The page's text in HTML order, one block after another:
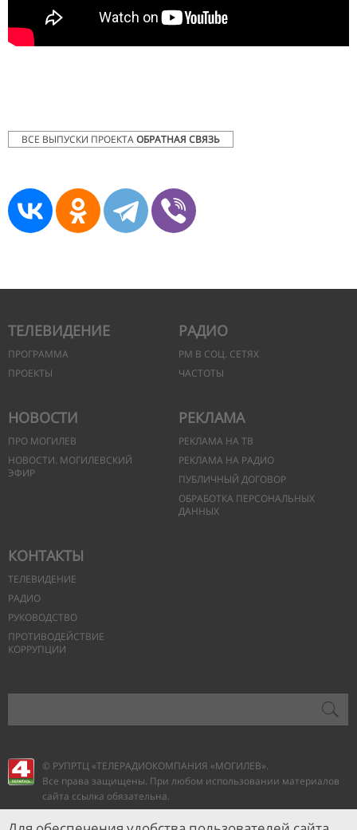
ВСЕ ВЫПУСКИ ПРОЕКТАОБРАТНАЯ СВЯЗЬ
ТЕЛЕВИДЕНИЕ
ПРОГРАММА
ПРОЕКТЫ
РАДИО
РМ В СОЦ. СЕТЯХ
ЧАСТОТЫ
НОВОСТИ
ПРО МОГИЛЕВ
НОВОСТИ. МОГИЛЕВСКИЙ
ЭФИР
РЕКЛАМА
РЕКЛАМА НА ТВ
РЕКЛАМА НА РАДИО
ПУБЛИЧНЫЙ ДОГОВОР
ОБРАБОТКА ПЕРСОНАЛЬНЫХ
ДАННЫХ
КОНТАКТЫ
ТЕЛЕВИДЕНИЕ
РАДИО
РУКОВОДСТВО
ПРОТИВОДЕЙСТВИЕ
КОРРУПЦИИ
© РУПРТЦ «ТЕЛЕРАДИОКОМПАНИЯ «МОГИЛЕВ».
Все права защищены. При любом использовании материалов
сайта ссылка обязательна.